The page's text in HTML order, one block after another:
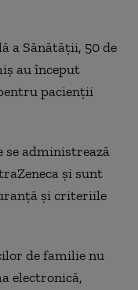
a Sănătății, 50 de
au început
pacienții
se administrează
și sunt
și criteriile
de familie nu
electronică,